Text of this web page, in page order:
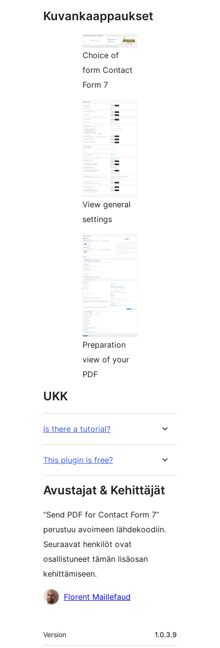
Kuvankaappaukset
Choice of
form Contact
Form 7
View general
settings
Preparation
view of your
PDF
UKK
Is there a tutorial?
This plugin is free?
Avustajat & Kehittäjät
“Send PDF for Contact Form 7”
perustuu avoimeen lähdekoodiin.
Seuraavat henkilöt ovat
osallistuneet tämän lisäosan
kehittämiseen.
AvustajatFlorent Maillefaud
Metatiedot
Version 1.0.3.9